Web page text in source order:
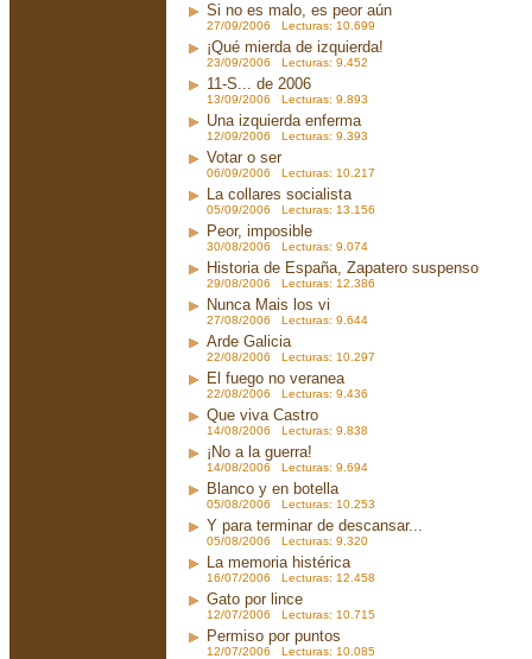
Si no es malo, es peor aún
27/09/2006 Lecturas: 10.699
¡Qué mierda de izquierda!
23/09/2006 Lecturas: 9.452
11-S... de 2006
13/09/2006 Lecturas: 9.893
Una izquierda enferma
12/09/2006 Lecturas: 9.393
Votar o ser
06/09/2006 Lecturas: 10.217
La collares socialista
05/09/2006 Lecturas: 13.156
Peor, imposible
30/08/2006 Lecturas: 9.074
Historia de España, Zapatero suspenso
29/08/2006 Lecturas: 12.386
Nunca Mais los vi
27/08/2006 Lecturas: 9.644
Arde Galicia
22/08/2006 Lecturas: 10.297
El fuego no veranea
22/08/2006 Lecturas: 9.436
Que viva Castro
14/08/2006 Lecturas: 9.838
¡No a la guerra!
14/08/2006 Lecturas: 9.694
Blanco y en botella
05/08/2006 Lecturas: 10.253
Y para terminar de descansar...
05/08/2006 Lecturas: 9.320
La memoria histérica
16/07/2006 Lecturas: 12.458
Gato por lince
12/07/2006 Lecturas: 10.715
Permiso por puntos
12/07/2006 Lecturas: 10.085